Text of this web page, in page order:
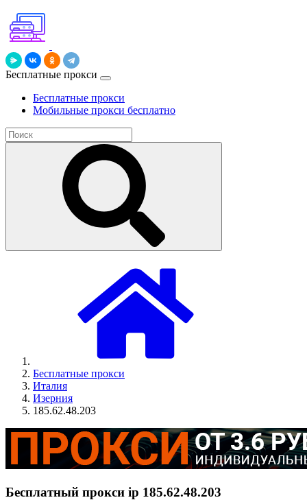
Бесплатные прокси
Бесплатные прокси
Мобильные прокси бесплатно
Бесплатные прокси
Италия
Изерния
185.62.48.203
Бесплатный прокси ip 185.62.48.203